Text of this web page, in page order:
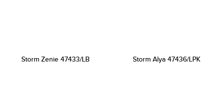
Storm Zenie 47433/LB Storm Alya 47436/LPK